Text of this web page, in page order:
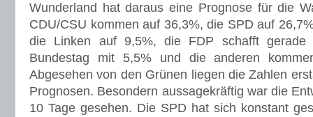
Wunderland hat daraus eine Prognose für die
CDU/CSU kommen auf 36,3%, die SPD auf
die Linken auf 9,5%, die FDP schafft
Bundestag mit 5,5% und die anderen
Abgesehen von den Grünen liegen die Zahlen
Prognosen. Besondern aussagekräftig war die
10 Tage gesehen. Die SPD hat sich konstant